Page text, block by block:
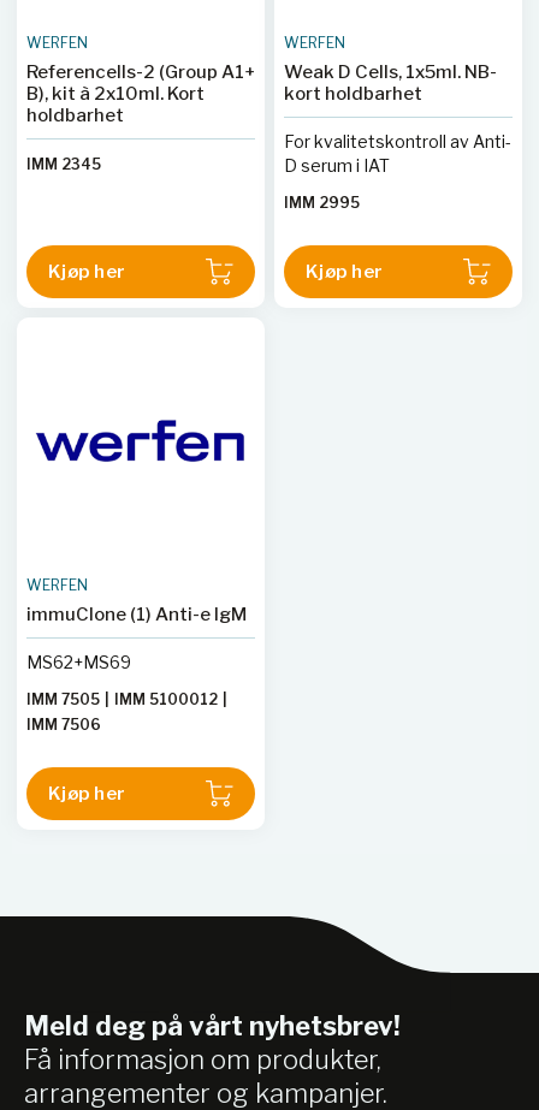
WERFEN
Referencells-2 (Group A1+
B), kit à 2x10ml. Kort
holdbarhet
IMM 2345
Kjøp her
WERFEN
Weak D Cells, 1x5ml. NB-
kort holdbarhet
For kvalitetskontroll av Anti-
D serum i IAT
IMM 2995
Kjøp her
WERFEN
immuClone (1) Anti-e IgM
MS62+MS69
IMM 7505 IMM 5100012
IMM 7506
Kjøp her
Meld deg på vårt nyhetsbrev!
Få informasjon om produkter,
arrangementer og kampanjer.